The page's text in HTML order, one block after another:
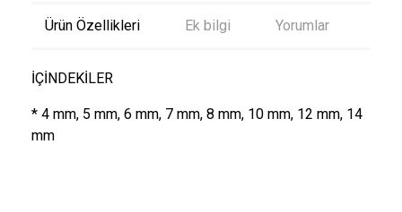
Ürün Özellikleri Ek bilgi Yorumlar
İÇİNDEKİLER
* 4 mm, 5 mm, 6 mm, 7 mm, 8 mm, 10 mm, 12 mm, 14
mm